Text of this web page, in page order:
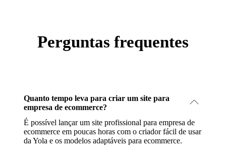
Perguntas frequentes
Quanto tempo leva para criar um site para
empresa de ecommerce?
É possível lançar um site profissional para empresa de
ecommerce em poucas horas com o criador fácil de usar
da Yola e os modelos adaptáveis para ecommerce.